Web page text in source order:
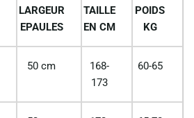
LARGEUR
EPAULES
TAILLE
EN CM
POIDS
KG
50 cm
168-
173
60-65